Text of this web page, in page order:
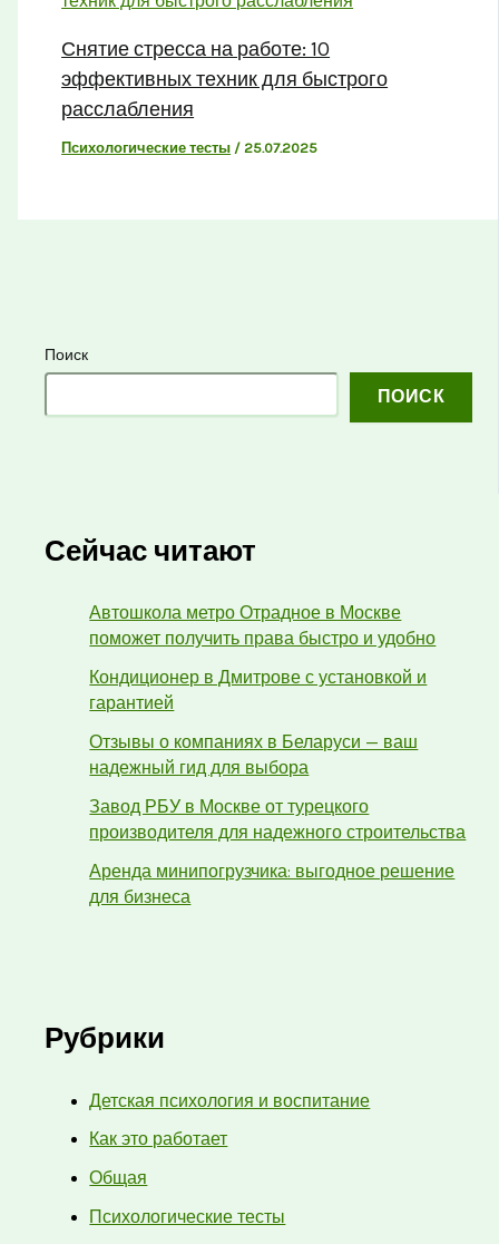
Поиск
ПОИСК
Сейчас читают
Автошкола метро Отрадное в Москве
поможет получить права быстро и удобно
Кондиционер в Дмитрове с установкой и
гарантией
Отзывы о компаниях в Беларуси — ваш
надежный гид для выбора
Завод РБУ в Москве от турецкого
производителя для надежного строительства
Аренда минипогрузчика: выгодное решение
для бизнеса
Рубрики
Детская психология и воспитание
Как это работает
Общая
Психологические тесты
Снятие стресса на работе: 10
эффективных техник для быстрого
расслабления
Психологические тесты /25.07.2025